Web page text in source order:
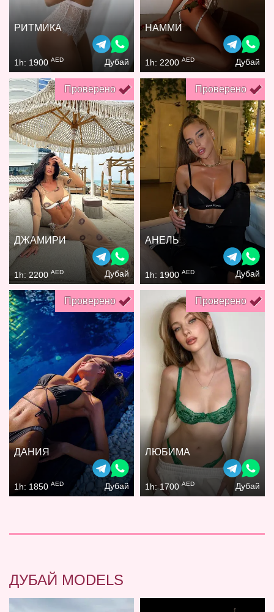
РИТМИКА
1h: 1900 AED Дубай
НАММИ
1h: 2200 AED Дубай
Проверено
ДЖАМИРИ
1h: 2200 AED Дубай
Проверено
АНЕЛЬ
1h: 1900 AED Дубай
Проверено
ДАНИЯ
1h: 1850 AED Дубай
Проверено
ЛЮБИМА
1h: 1700 AED Дубай
ДУБАЙ MODELS